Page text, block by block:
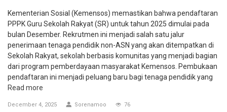
Kementerian Sosial (Kemensos) memastikan bahwa pendaftaran
PPPK Guru Sekolah Rakyat (SR) untuk tahun 2025 dimulai pada
bulan Desember. Rekrutmen ini menjadi salah satu jalur
penerimaan tenaga pendidik non-ASN yang akan ditempatkan di
Sekolah Rakyat, sekolah berbasis komunitas yang menjadi bagian
dari program pemberdayaan masyarakat Kemensos. Pembukaan
pendaftaran ini menjadi peluang baru bagi tenaga pendidik yang
Read more
December 4, 2025 Sorenamoo 76